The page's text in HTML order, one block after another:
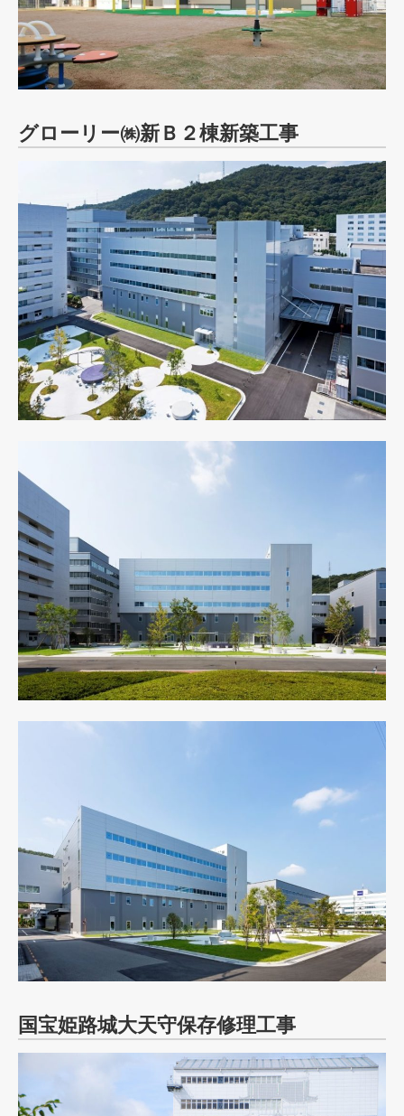
グローリー㈱新Ｂ２棟新築工事
国宝姫路城大天守保存修理工事